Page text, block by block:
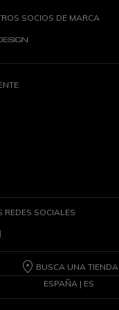
SOCIOS DE MARCA
REDES SOCIALES
BUSCA UNA TIENDA
ESPAÑA | ES